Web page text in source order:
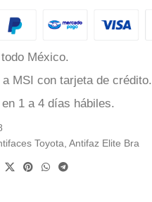
México.
a MSI con tarjeta de crédito.
1 a 4 días hábiles.
Toyota Antifaz Elite Bra